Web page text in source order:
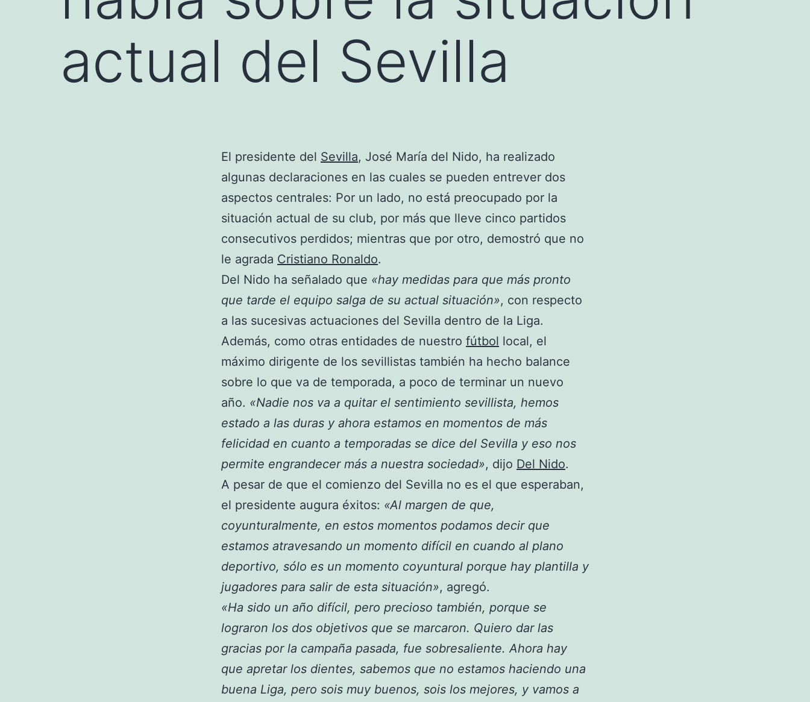
actual del Sevilla
El presidente del Sevilla, José María del Nido, ha realizado
algunas declaraciones en las cuales se pueden entrever dos
aspectos centrales: Por un lado, no está preocupado por la
situación actual de su club, por más que lleve cinco partidos
consecutivos perdidos; mientras que por otro, demostró que no
le agrada Cristiano Ronaldo.
Del Nido ha señalado que «hay medidas para que más pronto
que tarde el equipo salga de su actual situación», con respecto
a las sucesivas actuaciones del Sevilla dentro de la Liga.
Además, como otras entidades de nuestro fútbol local, el
máximo dirigente de los sevillistas también ha hecho balance
sobre lo que va de temporada, a poco de terminar un nuevo
año. «Nadie nos va a quitar el sentimiento sevillista, hemos
estado a las duras y ahora estamos en momentos de más
felicidad en cuanto a temporadas se dice del Sevilla y eso nos
permite engrandecer más a nuestra sociedad», dijo Del Nido.
A pesar de que el comienzo del Sevilla no es el que esperaban,
el presidente augura éxitos: «Al margen de que,
coyunturalmente, en estos momentos podamos decir que
estamos atravesando un momento difícil en cuando al plano
deportivo, sólo es un momento coyuntural porque hay plantilla y
jugadores para salir de esta situación», agregó.
«Ha sido un año difícil, pero precioso también, porque se
lograron los dos objetivos que se marcaron. Quiero dar las
gracias por la campaña pasada, fue sobresaliente. Ahora hay
que apretar los dientes, sabemos que no estamos haciendo una
buena Liga, pero sois muy buenos, sois los mejores, y vamos a